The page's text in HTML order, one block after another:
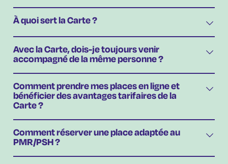
À quoi sert la Carte ?
Avec la Carte, dois-je toujours venir
accompagné de la même personne ?
Comment prendre mes places en ligne et
bénéficier des avantages tarifaires de la
Carte ?
Comment réserver une place adaptée au
PMR/PSH ?